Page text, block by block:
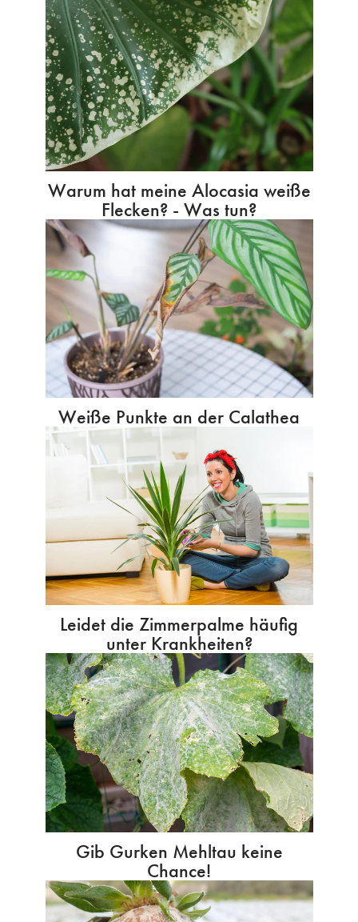
Warum hat meine Alocasia weiße
Flecken? - Was tun?
Weiße Punkte an der Calathea
Leidet die Zimmerpalme häufig
unter Krankheiten?
Gib Gurken Mehltau keine
Chance!